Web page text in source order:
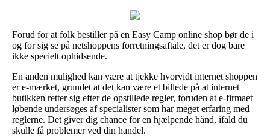
Forud for at folk bestiller på en Easy Camp online shop bør de i
og for sig se på netshoppens forretningsaftale, det er dog bare
ikke specielt ophidsende.
En anden mulighed kan være at tjekke hvorvidt internet shoppen
er e-mærket, grundet at det kan være et billede på at internet
butikken retter sig efter de opstillede regler, foruden at e-firmaet
løbende undersøges af specialister som har meget erfaring med
reglerne. Det giver dig chance for en hjælpende hånd, ifald du
skulle få problemer ved din handel.